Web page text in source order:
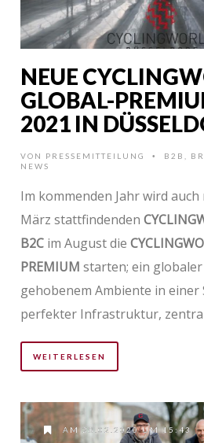
NEUE
GLOBAL-
2021 IN
VON PRESSEMITTEILUNG • B2B
NEWS
Im kommenden Jahr wird
März stattfindenden
B2C im August die
PREMIUM starten; ein
gehobenem Ambiente in einer
perfekter Infrastruktur,
WEITERLESEN
AM 28.02.2020 UM 15:43